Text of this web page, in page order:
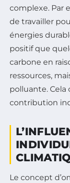
complexe. Par
de travailler
énergies
positif que
carbone en
ressources,
polluante.
contribution
Le concept